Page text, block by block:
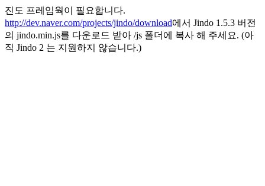
진도 프레임웍이 필요합니다.
http://dev.naver.com/projects/jindo/download에서 Jindo 1.5.3 버전
의 jindo.min.js를 다운로드 받아 /js 폴더에 복사 해 주세요. (아
직 Jindo 2 는 지원하지 않습니다.)